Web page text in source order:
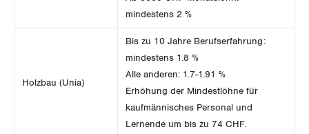
mindestens 2 %
Holzbau (Unia)
Bis zu 10 Jahre Berufserfahrung:
mindestens 1.8 %
Alle anderen: 1.7-1.91 %
Erhöhung der Mindestlöhne für
kaufmännisches Personal und
Lernende um bis zu 74 CHF.